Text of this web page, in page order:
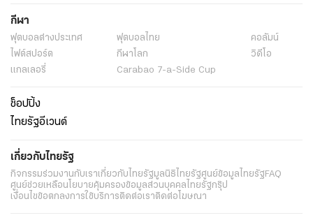
กีฬา
ฟุตบอลต่่างประเทศ ฟุตบอลไทย
คอลัมน์
ไฟต์สปอร์ต
กีฬาโลก
วิดีโอ
แกลเลอรี่
Carabao 7-a-Side Cup
ช็อปปิ้ง
ไทยรัฐอีเวนต์
เกี่ยวกับไทยรัฐ
กิจกรรมร่วมงานกับเราเกี่ยวกับไทยรัฐมูลนิธิไทยรัฐศูนย์ข้อมูลไทยรัฐFAQ
ศูนย์ช่วยเหลือนโยบายคุ้มครองข้อมูลส่วนบุคคลไทยรัฐกรุ๊ป
เงื่อนไขข้อตกลงการใช้บริการติดต่อเราติดต่อโฆษณา